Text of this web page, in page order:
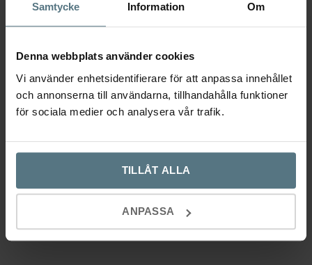
Samtycke Information Om
Denna webbplats använder cookies
Vi använder enhetsidentifierare för att anpassa innehållet
och annonserna till användarna, tillhandahålla funktioner
för sociala medier och analysera vår trafik.
TILLÅT ALLA
ANPASSA
BESLAG DESIGN
produkten
192 mm 320 mm 1178 mm